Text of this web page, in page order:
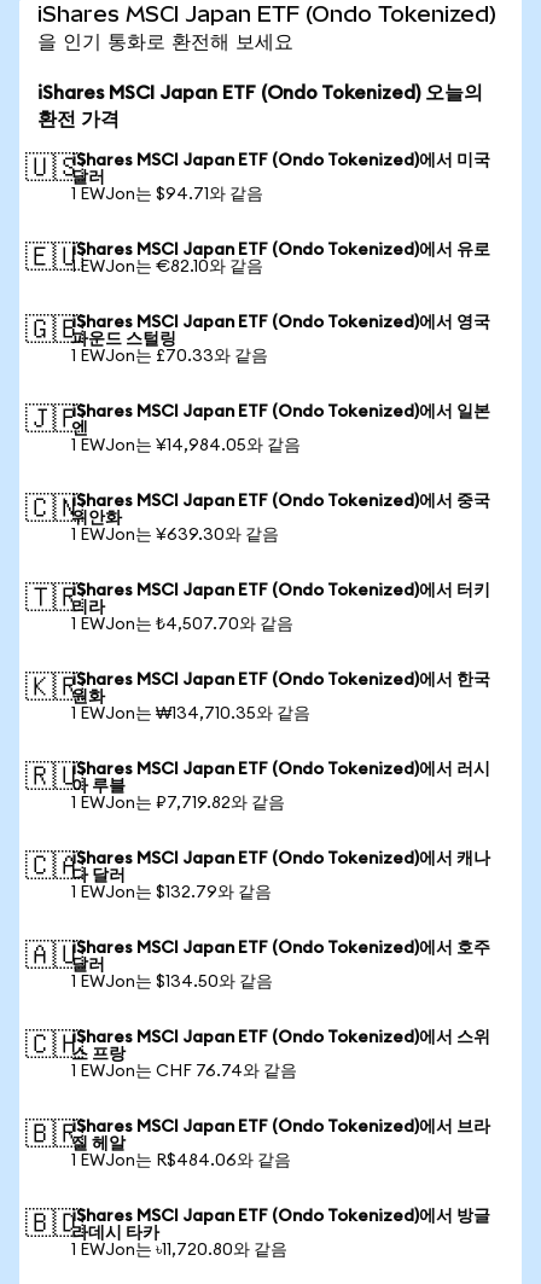
iShares MSCI Japan ETF (Ondo Tokenized)
을 인기 통화로 환전해 보세요
iShares MSCI Japan ETF (Ondo Tokenized) 오늘의
환전 가격
🇺🇸iShares MSCI Japan ETF (Ondo Tokenized)에서 미국
달러
1 EWJon는 $94.71와 같음
🇪🇺iShares MSCI Japan ETF (Ondo Tokenized)에서 유로
1 EWJon는 €82.10와 같음
🇬🇧iShares MSCI Japan ETF (Ondo Tokenized)에서 영국
파운드 스털링
1 EWJon는 £70.33와 같음
🇯🇵iShares MSCI Japan ETF (Ondo Tokenized)에서 일본
엔
1 EWJon는 ¥14,984.05와 같음
🇨🇳iShares MSCI Japan ETF (Ondo Tokenized)에서 중국
위안화
1 EWJon는 ¥639.30와 같음
🇹🇷iShares MSCI Japan ETF (Ondo Tokenized)에서 터키
리라
1 EWJon는 ₺4,507.70와 같음
🇰🇷iShares MSCI Japan ETF (Ondo Tokenized)에서 한국
원화
1 EWJon는 ₩134,710.35와 같음
🇷🇺iShares MSCI Japan ETF (Ondo Tokenized)에서 러시
아 루블
1 EWJon는 ₽7,719.82와 같음
🇨🇦iShares MSCI Japan ETF (Ondo Tokenized)에서 캐나
다 달러
1 EWJon는 $132.79와 같음
🇦🇺iShares MSCI Japan ETF (Ondo Tokenized)에서 호주
달러
1 EWJon는 $134.50와 같음
🇨🇭iShares MSCI Japan ETF (Ondo Tokenized)에서 스위
스 프랑
1 EWJon는 CHF 76.74와 같음
🇧🇷iShares MSCI Japan ETF (Ondo Tokenized)에서 브라
질 헤알
1 EWJon는 R$484.06와 같음
🇧🇩iShares MSCI Japan ETF (Ondo Tokenized)에서 방글
라데시 타카
1 EWJon는 ৳11,720.80와 같음